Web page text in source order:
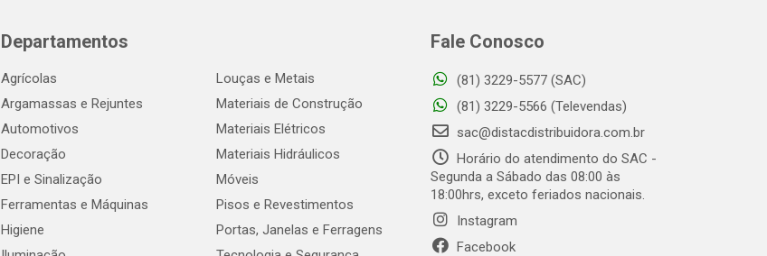
Departamentos
Agrícolas
Argamassas e Rejuntes
Automotivos
Decoração
EPI e Sinalização
Ferramentas e Máquinas
Higiene
Louças e Metais
Materiais de Construção
Materiais Elétricos
Materiais Hidráulicos
Móveis
Pisos e Revestimentos
Portas, Janelas e Ferragens
Fale Conosco
(81) 3229-5577 (SAC)
(81) 3229-5566 (Televendas)
sac@distacdistribuidora.com.br
Horário do atendimento do SAC -
Segunda a Sábado das 08:00 às
18:00hrs, exceto feriados nacionais.
Instagram
Facebook